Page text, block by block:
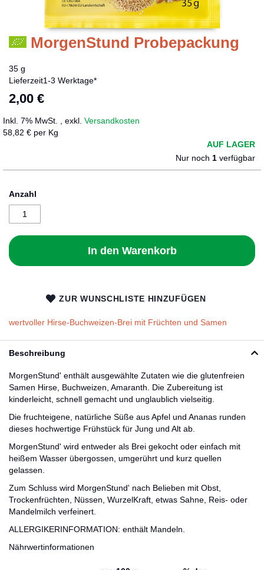
MorgenStund Probepackung
35 g
Lieferzeit1-3 Werktage*
2,00 €
Inkl. 7% MwSt. exkl. Versandkosten
58,82 € per Kg
AUF LAGER
Nur noch 1 verfügbar
Anzahl
In den Warenkorb
ZUR WUNSCHLISTE HINZUFÜGEN
wertvoller Hirse-Buchweizen-Brei mit Früchten und Samen
Zum
Bildergalerie
Beschreibung
MorgenStund' enthält ausgewählte Zutaten wie die glutenfreien
Samen Hirse, Buchweizen, Amaranth. Die Zubereitung ist
kinderleicht, schnell gemacht und unglaublich vielseitig.
Die fruchteigene, natürliche Süße aus Apfel und Ananas runden
dieses hochwertige Frühstück für Jung und Alt ab.
MorgenStund' wird entweder als Brei gekocht oder einfach mit
heißem Wasser übergossen, umgerührt und kurz quellen
gelassen.
Zum Schluss wird MorgenStund' nach Belieben mit Obst,
Trockenfrüchten, Nüssen, WurzelKraft, etwas Sahne, Reis- oder
Mandelmilch verfeinert.
ALLERGIKERINFORMATION: enthält Mandeln.
Nährwertinformationen